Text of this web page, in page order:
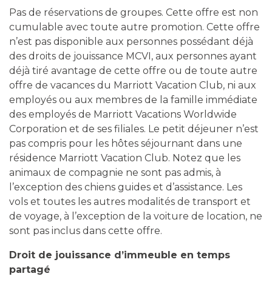
Pas de réservations de groupes. Cette offre est non
cumulable avec toute autre promotion. Cette offre
n’est pas disponible aux personnes possédant déjà
des droits de jouissance MCVI, aux personnes ayant
déjà tiré avantage de cette offre ou de toute autre
offre de vacances du Marriott Vacation Club, ni aux
employés ou aux membres de la famille immédiate
des employés de Marriott Vacations Worldwide
Corporation et de ses filiales. Le petit déjeuner n’est
pas compris pour les hôtes séjournant dans une
résidence Marriott Vacation Club. Notez que les
animaux de compagnie ne sont pas admis, à
l’exception des chiens guides et d’assistance. Les
vols et toutes les autres modalités de transport et
de voyage, à l’exception de la voiture de location, ne
sont pas inclus dans cette offre.
Droit de jouissance d’immeuble en temps
partagé